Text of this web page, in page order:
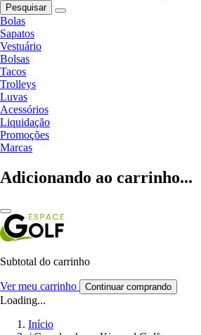
Pesquisar
Bolas
Sapatos
Vestuário
Bolsas
Tacos
Trolleys
Luvas
Acessórios
Liquidação
Promoções
Marcas
Adicionando ao carrinho...
Subtotal do carrinho
Ver meu carrinho Continuar comprando
Loading...
Início